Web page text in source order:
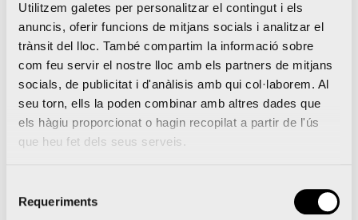
Utilitzem galetes per personalitzar el contingut i els
anuncis, oferir funcions de mitjans socials i analitzar el
trànsit del lloc. També compartim la informació sobre
com feu servir el nostre lloc amb els partners de mitjans
socials, de publicitat i d'anàlisis amb qui col·laborem. Al
seu torn, ells la poden combinar amb altres dades que
els hàgiu proporcionat o hagin recopilat a partir de l'ús
que heu fet dels seus serveis.
Requeriments
anònima a tot el personal acreditat per a
l’esdeveniment, avisarà amb una llum o amb un
so quan es mantinga la distància de 2 m entre
els dispositius i permetrà rastrejar la traçabilitat
dels possibles casos positius després de
l’esdeveniment amb aquelles persones amb les
qual cosa ajudarà les autoritats sanitàries a
localitzar possibles casos positius entre les